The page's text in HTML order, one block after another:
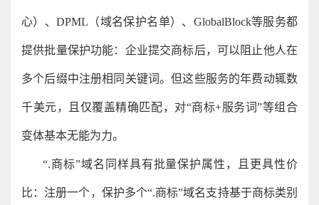
心）、DPML（域名保护名单）、GlobalBlock等服务都
提供批量保护功能：企业提交商标后，可以阻止他人在
多个后缀中注册相同关键词。但这些服务的年费动辄数
千美元，且仅覆盖精确匹配，对“商标+服务词”等组合
变体基本无能为力。
“.商标”域名同样具有批量保护属性，且更具性价
比：注册一个，保护多个“.商标”域名支持基于商标类别